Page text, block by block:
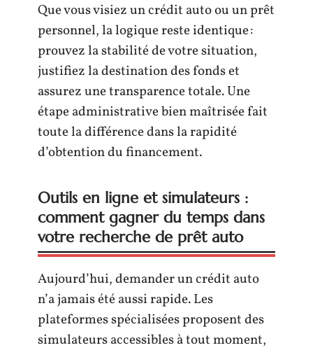
Que vous visiez un crédit auto ou un prêt
personnel, la logique reste identique :
prouvez la stabilité de votre situation,
justifiez la destination des fonds et
assurez une transparence totale. Une
étape administrative bien maîtrisée fait
toute la différence dans la rapidité
d’obtention du financement.
Outils en ligne et simulateurs :
comment gagner du temps dans
votre recherche de prêt auto
Aujourd’hui, demander un crédit auto
n’a jamais été aussi rapide. Les
plateformes spécialisées proposent des
simulateurs accessibles à tout moment,